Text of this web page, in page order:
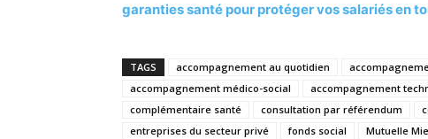
garanties santé pour protéger vos salariés en
TAGS accompagnement au quotidien
accompagnement médico-social
accompagnement
complémentaire santé
consultation par référendum
entreprises du secteur privé
fonds social Mutuelle